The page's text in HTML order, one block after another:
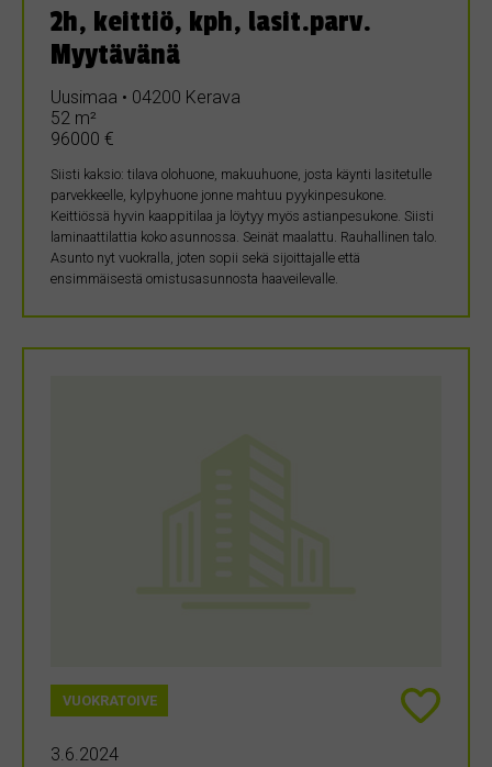
2h, keittiö, kph, lasit.parv.
Myytävänä
Uusimaa • 04200 Kerava
52 m²
96000 €
Siisti kaksio: tilava olohuone, makuuhuone, josta käynti lasitetulle
parvekkeelle, kylpyhuone jonne mahtuu pyykinpesukone.
Keittiössä hyvin kaappitilaa ja löytyy myös astianpesukone. Siisti
laminaattilattia koko asunnossa. Seinät maalattu. Rauhallinen talo.
Asunto nyt vuokralla, joten sopii sekä sijoittajalle että
ensimmäisestä omistusasunnosta haaveilevalle.
VUOKRATOIVE
3.6.2024